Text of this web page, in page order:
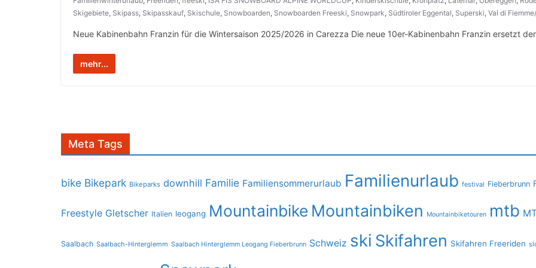
Skigebiete, Skipass, Skipasskauf, Skischule, Snowboarden, Snowboarden Freeski, Snowpark, Südtiroler Eggental, Superski, Val di
Neue Kabinenbahn Franzin für die Wintersaison 2025/2026 in Carezza Die neue 10er-Kabinenbahn Franzin ersetzt
mehr...
Meta Tags
bike Bikepark Bikeparks downhill Familie Familiensommerurlaub Familienurlaub festival Fieberbrunn
Freestyle Gletscher Italien leogang Mountainbike Mountainbiken Mountainbiketouren mtb
Saalbach Saalbach-Hinterglemm Saalbach Hinterglemm Leogang Fieberbrunn Schweiz ski Skifahren Skifahren Freeriden